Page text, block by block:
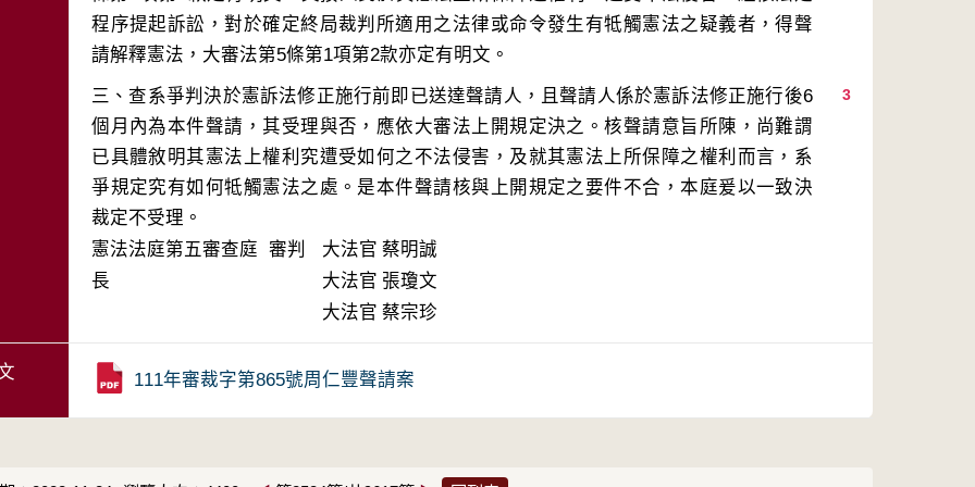
程序提起訴訟，對於確定終局裁判所適用之法律或命令發生有牴觸憲法之疑義者，得聲
3
三、查系爭判決於憲訴法修正施行前即已送達聲請人，且聲請人係於憲訴法修正施行後6
個月內為本件聲請，其受理與否，應依大審法上開規定決之。核聲請意旨所陳，尚難謂
已具體敘明其憲法上權利究遭受如何之不法侵害，及就其憲法上所保障之權利而言，系
爭規定究有如何牴觸憲法之處。是本件聲請核與上開規定之要件不合，本庭爰以一致決
裁定不受理。
憲法法庭第五審查庭 審判
長
大法官 蔡明誠
大法官 張瓊文
大法官 蔡宗珍
111年審裁字第865號周仁豐聲請案